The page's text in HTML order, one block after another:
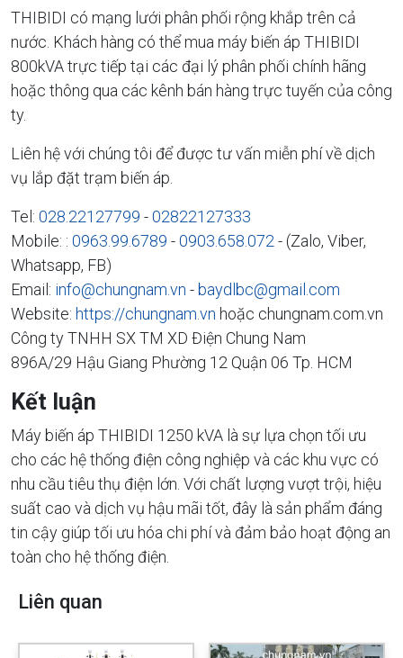
THIBIDI có mạng lưới phân phối rộng khắp trên cả
nước. Khách hàng có thể mua máy biến áp THIBIDI
800kVA trực tiếp tại các đại lý phân phối chính hãng
hoặc thông qua các kênh bán hàng trực tuyến của công
ty.
Liên hệ với chúng tôi để được tư vấn miễn phí về dịch
vụ lắp đặt trạm biến áp.
Tel: 028.22127799 -02822127333
Mobile: : 0963.99.6789 -0903.658.072 - (Zalo, Viber,
Whatsapp, FB)
Email: info@chungnam.vn -baydlbc@gmail.com
Website: https://chungnam.vn hoặc chungnam.com.vn
Công ty TNHH SX TM XD Điện Chung Nam
896A/29 Hậu Giang Phường 12 Quận 06 Tp. HCM
Kết luận
Máy biến áp THIBIDI 1250 kVA là sự lựa chọn tối ưu
cho các hệ thống điện công nghiệp và các khu vực có
nhu cầu tiêu thụ điện lớn. Với chất lượng vượt trội, hiệu
suất cao và dịch vụ hậu mãi tốt, đây là sản phẩm đáng
tin cậy giúp tối ưu hóa chi phí và đảm bảo hoạt động an
toàn cho hệ thống điện.
Liên quan